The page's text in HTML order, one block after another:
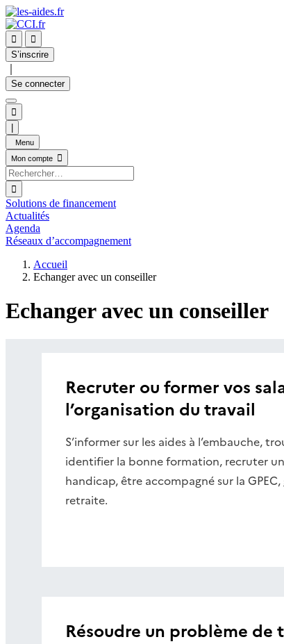


S’inscrire
Se connecter

Menu
Mon compte


Solutions de financement
Actualités
Agenda
Réseaux d’accompagnement
Accueil
Echanger avec un conseiller
Echanger avec un conseiller